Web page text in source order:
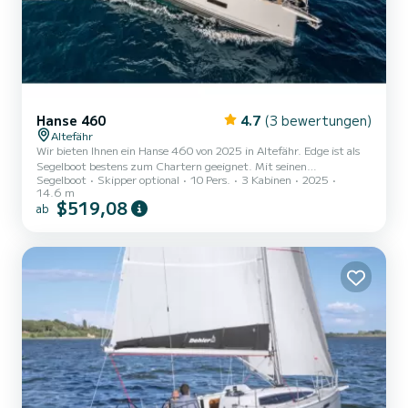
Hanse 460 4.7 (3 bewertungen)
Altefähr
Wir bieten Ihnen ein Hanse 460 von 2025 in Altefähr. Edge ist als
Segelboot bestens zum Chartern geeignet. Mit seinen
angenehmen Fahreigenschaften eignet sich dieses Schiff ideal für
einen Törn von einer Woche und mehr. Das Boot hat 5 Kabinen mit
allem Komfort und eine Kapazität von 10 Personen. Mit einer
von Altefähr zu verbringen. Dieses Hanse 460 verfügt über 3 Toil...
Segelboot Skipper optional 10 Pers. 3 Kabinen
2025
14.6 m
ab $519,08